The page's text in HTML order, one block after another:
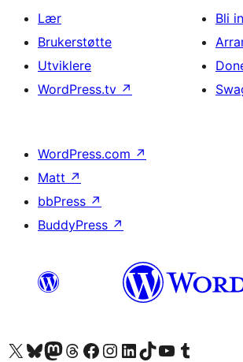
Lær
Brukerstøtte
Utviklere
WordPress.tv ↗
Bli
WordPress.com ↗
Matt ↗
bbPress ↗
BuddyPress ↗
Besøk vår konto på X Visit our Bluesky account
Besøk vår Mastodon-konto
Visit our Threads account
Besøk vår Facebook-sideBesøk vår Instagram-konto
Besøk vår LinkedIn-konto
Visit our TikTok account
Visit our YouTube channel
Visit our Tumblr account